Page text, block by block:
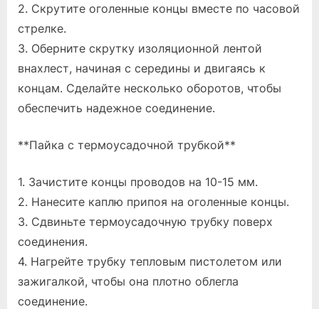
2. Скрутите оголенные концы вместе по часовой
стрелке.
3. Оберните скрутку изоляционной лентой
внахлест, начиная с середины и двигаясь к
концам. Сделайте несколько оборотов, чтобы
обеспечить надежное соединение.
**Пайка с термоусадочной трубкой**
1. Зачистите концы проводов на 10-15 мм.
2. Нанесите каплю припоя на оголенные концы.
3. Сдвиньте термоусадочную трубку поверх
соединения.
4. Нагрейте трубку тепловым пистолетом или
зажигалкой, чтобы она плотно облегла
соединение.